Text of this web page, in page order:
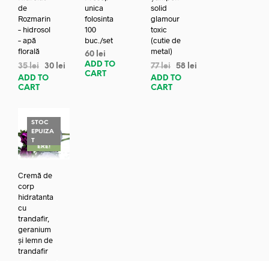
de
Rozmarin
– hidrosol
– apă
florală
35lei 30 lei
ADD TO
CART
unica
folosinta
100
buc./set
60 lei
ADD TO
CART
solid
glamour
toxic
(cutie de
metal)
77lei 58 lei
ADD TO
CART
STOC
EPUIZA
TREDUC
ERE!
Cremă de
corp
hidratanta
cu
trandafir,
geranium
și lemn de
trandafir